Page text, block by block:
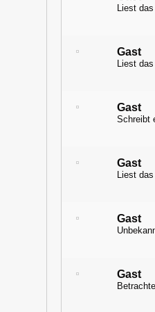
Liest
Gast
Liest
Gast
Schreibt
Gast
Liest
Gast
Gast